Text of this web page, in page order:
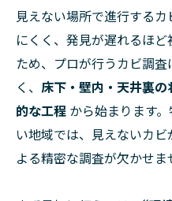
見えない場所で進行する
にくく、発見が遅れるほ
ため、プロが行うカビ調
く、 床下・壁内・天井裏
的な工程 から始まります
い地域では、見えないカ
よる精密な調査が欠かせま